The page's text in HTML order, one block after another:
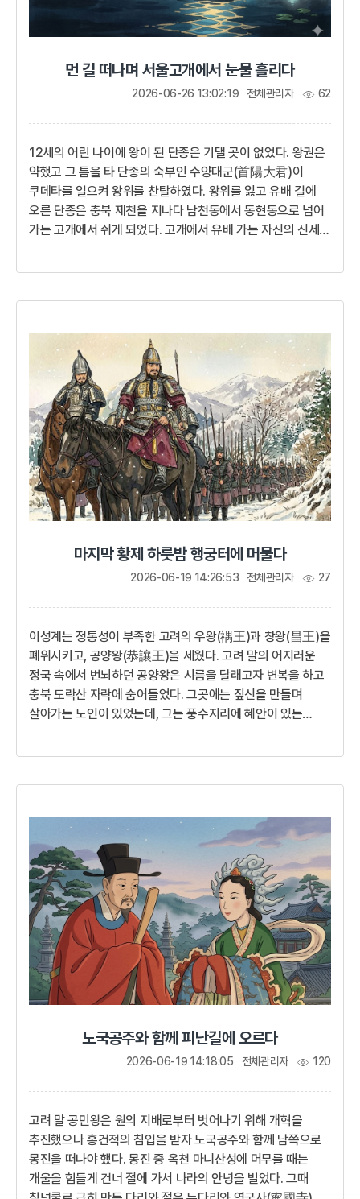
먼 길 떠나며 서울고개에서 눈물 흘리다
전체관리자 62
12세의 어린 나이에 왕이 된 단종은 기댈 곳이 없었다. 왕권은
약했고 그 틈을 타 단종의 숙부인 수양대군(首陽大君)이
쿠데타를 일으켜 왕위를 찬탈하였다. 왕위를 잃고 유배 길에
오른 단종은 충북 제천을 지나다 남천동에서 동현동으로 넘어
가는 고개에서 쉬게 되었다. 고개에서 유배 가는 자신의 신세를
서울고개가 되었다고 전해진다.내 어찌 이 고개를 넘어 귀양을
오른 단종성군 세종이 승하하자 조선은 커다란 구심점을 잃은
채 불안정했다. 보위를 이은 세종의 장남 문종(文宗)은 ...
2026-06-26 13:02:19
마지막 황제 하룻밤 행궁터에 머물다
전체관리자 27
이성계는 정통성이 부족한 고려의 우왕(禑王)과 창왕(昌王)을
폐위시키고, 공양왕(恭讓王)을 세웠다. 고려 말의 어지러운
정국 속에서 번뇌하던 공양왕은 시름을 달래고자 변복을 하고
충북 도락산 자락에 숨어들었다. 그곳에는 짚신을 만들며
살아가는 노인이 있었는데, 그는 풍수지리에 혜안이 있는
집이 궁궐터가 될 것이라며 왕을 알아보고 절했다.산 속의
불구하고 결국 임금의 자리를 더럽히게 되었으니 그대들이 잘
처리하라.기울어가는 해, 고려왜 하필 내가 왕이 되어야 한단
말인가? 나는 정사에...
2026-06-19 14:26:53
노국공주와 함께 피난길에 오르다
전체관리자 120
고려 말 공민왕은 원의 지배로부터 벗어나기 위해 개혁을
추진했으나 홍건적의 침입을 받자 노국공주와 함께 남쪽으로
몽진을 떠나야 했다. 몽진 중 옥천 마니산성에 머무를 때는
개울을 힘들게 건너 절에 가서 나라의 안녕을 빌었다. 그때
2026-06-19 14:18:05